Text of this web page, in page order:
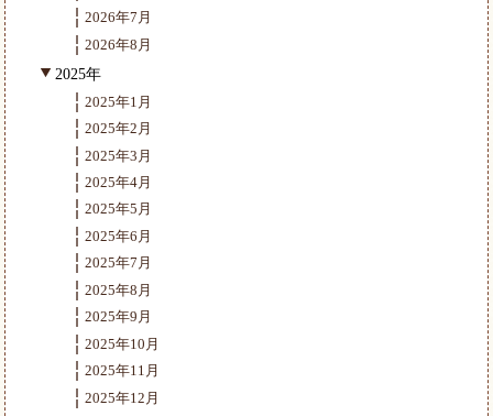
2026年7月
2026年8月
2025年
2025年1月
2025年2月
2025年3月
2025年4月
2025年5月
2025年6月
2025年7月
2025年8月
2025年9月
2025年10月
2025年11月
2025年12月